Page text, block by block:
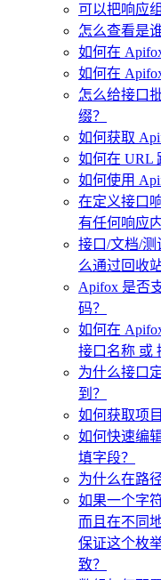
可以把响应
怎么查看是
如何在
如何在
怎么给接口
缀？
如何获取
如何在 URL
如何使用
在定义接口
有任何响应
接口/文档/测
么通过回收
Apifox 是否
码？
如何在
接口名称 或
为什么接口
到？
如何获取项
如何快速编
填字段？
为什么在路
如果一个字
而且在不同
保证这个枚
致？